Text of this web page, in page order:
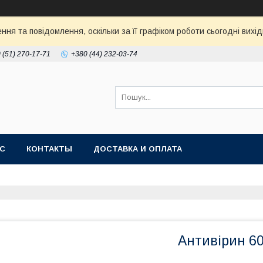
та повідомлення, оскільки за її графіком роботи сьогодні
(51) 270-17-71 +380 (44) 232-03-74
КОНТАКТЫ ДОСТАВКА И ОПЛАТА
Антивірин